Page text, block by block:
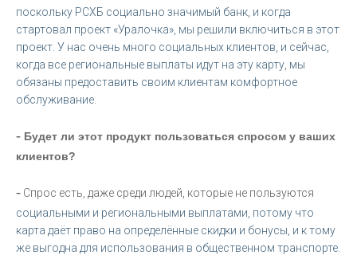
поскольку РСХБ социально значимый банк, и когда
стартовал проект «Уралочка», мы решили включиться в этот
проект. У нас очень много социальных клиентов, и сейчас,
когда все региональные выплаты идут на эту карту, мы
обязаны предоставить своим клиентам комфортное
обслуживание.
- Будет ли этот продукт пользоваться спросом у ваших
клиентов?
- Спрос есть, даже среди людей, которые не пользуются
социальными и региональными выплатами, потому что
карта даёт право на определённые скидки и бонусы, и к тому
же выгодна для использования в общественном транспорте.